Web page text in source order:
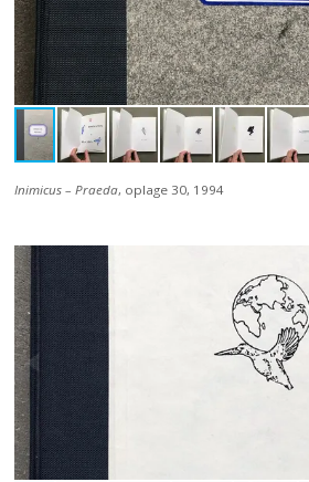
Inimicus – Praeda, oplage 30, 1994